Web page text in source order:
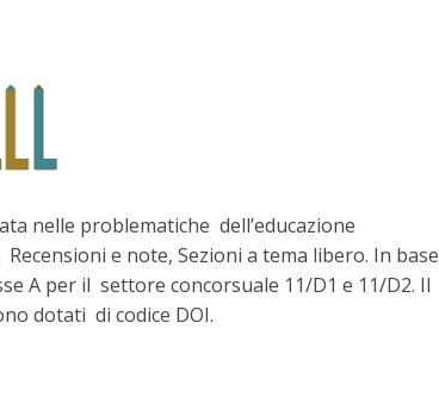
nelle problematiche dell’educazione
e note, Sezioni a tema libero. In base
A per il settore concorsuale 11/D1 e 11/D2. Il
dotati di codice DOI.